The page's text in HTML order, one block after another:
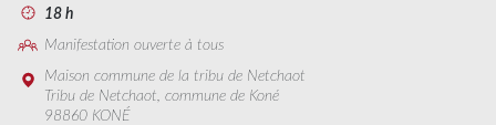
18 h
Manifestation ouverte à tous
Maison commune de la tribu de Netchaot
Tribu de Netchaot, commune de Koné
98860 KONÉ